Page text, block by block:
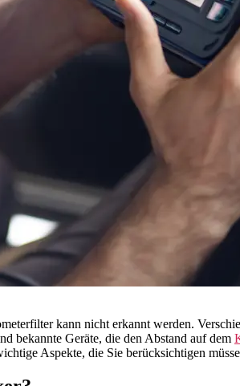
kann nicht erkannt werden.
bekannte Geräte, die den Abstand auf dem
Aspekte, die Sie berücksichtigen